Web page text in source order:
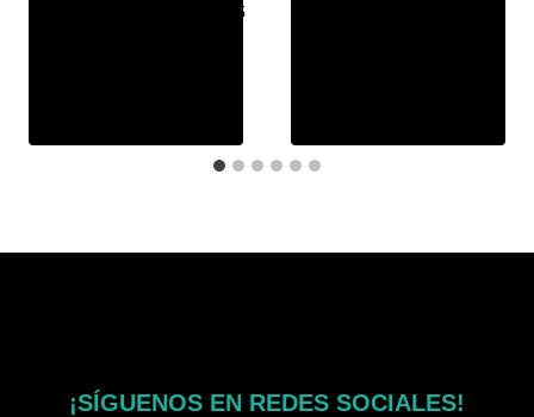
15 de diciembre de 2025
¡SÍGUENOS EN REDES SOCIALES!